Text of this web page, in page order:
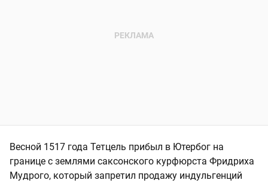
Весной 1517 года Тетцель прибыл в Ютербог на
границе с землями саксонского курфюрста Фридриха
Мудрого, который запретил продажу индульгенций